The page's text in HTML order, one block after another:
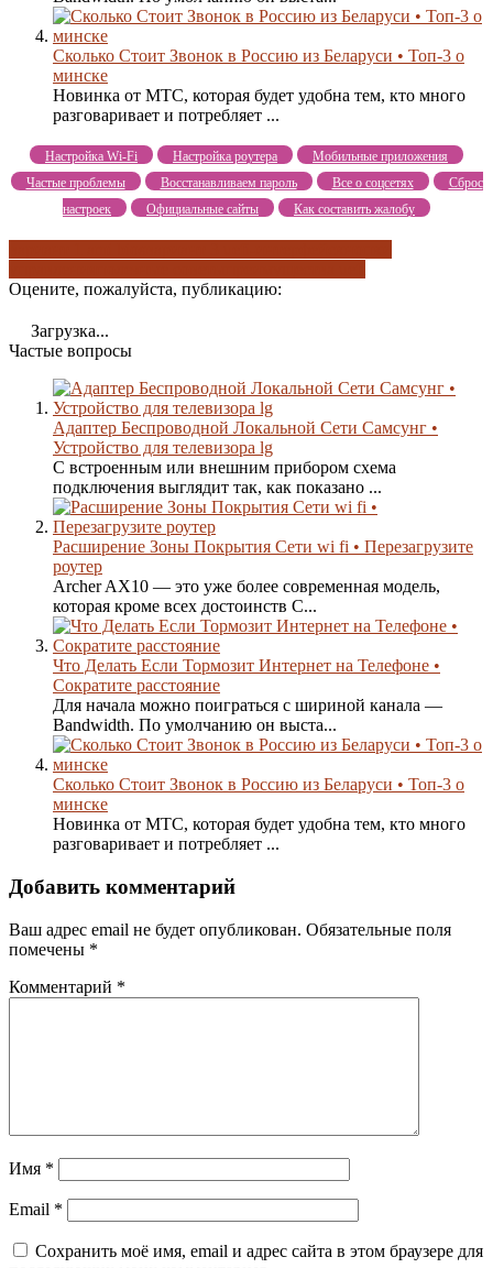
Сколько Стоит Звонок в Россию из Беларуси • Топ-3 о
минске
Новинка от МТС, которая будет удобна тем, кто много
разговаривает и потребляет ...
Настройка Wi-Fi Настройка роутера
Мобильные приложения
Частые проблемы
Восстанавливаем пароль Все о соцсетях
Сброс
настроек
Официальные сайты Как составить жалобу
Оцените, пожалуйста, публикацию:
Загрузка...
Частые вопросы
Адаптер Беспроводной Локальной Сети Самсунг •
Устройство для телевизора lg
С встроенным или внешним прибором схема
подключения выглядит так, как показано ...
Расширение Зоны Покрытия Сети wi fi • Перезагрузите
роутер
Archer AX10 — это уже более современная модель,
которая кроме всех достоинств C...
Что Делать Если Тормозит Интернет на Телефоне •
Сократите расстояние
Для начала можно поиграться с шириной канала —
Bandwidth. По умолчанию он выста...
Сколько Стоит Звонок в Россию из Беларуси • Топ-3 о
минске
Новинка от МТС, которая будет удобна тем, кто много
разговаривает и потребляет ...
Добавить комментарий
Ваш адрес email не будет опубликован. Обязательные поля
помечены *
Комментарий *
Имя *
Email *
Сохранить моё имя, email и адрес сайта в этом браузере для